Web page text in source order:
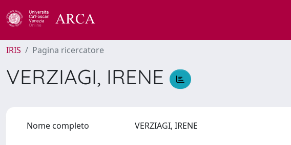
IRIS Pagina ricercatore
VERZIAGI, IRENE
Nome completo VERZIAGI, IRENE